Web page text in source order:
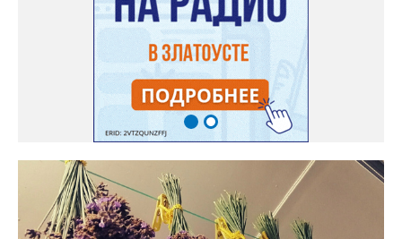
Екатерина Громова, специально для «Златоуст.инфо».
Обсуждение новости здесь
ВКОНТАКТЕ https://vk.com/newszlatoust74